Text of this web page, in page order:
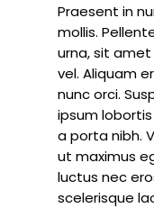
Praesent in
mollis.
urna, sit
vel. Aliquam
nunc orci.
ipsum
a porta nibh.
ut maximus
luctus nec
scelerisque